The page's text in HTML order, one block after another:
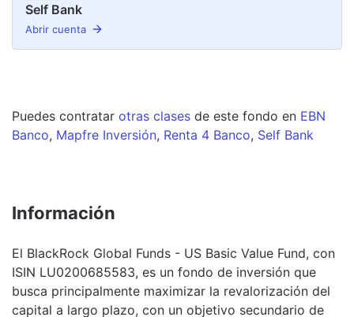
Self Bank
Abrir cuenta
Puedes contratar otras clases de este fondo en EBN
Banco, Mapfre Inversión, Renta 4 Banco, Self Bank
Información
El BlackRock Global Funds - US Basic Value Fund, con
ISIN LU0200685583, es un fondo de inversión que
busca principalmente maximizar la revalorización del
capital a largo plazo, con un objetivo secundario de